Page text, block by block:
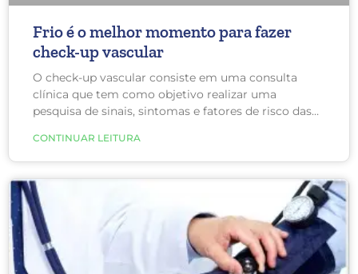
Frio é o melhor momento para fazer
check-up vascular
O check-up vascular consiste em uma consulta
clínica que tem como objetivo realizar uma
pesquisa de sinais, sintomas e fatores de risco das
físico, laboratorial e de imagem, diagnosticando e
prevenindo precocemente enfermidades.
CONTINUAR LEITURA